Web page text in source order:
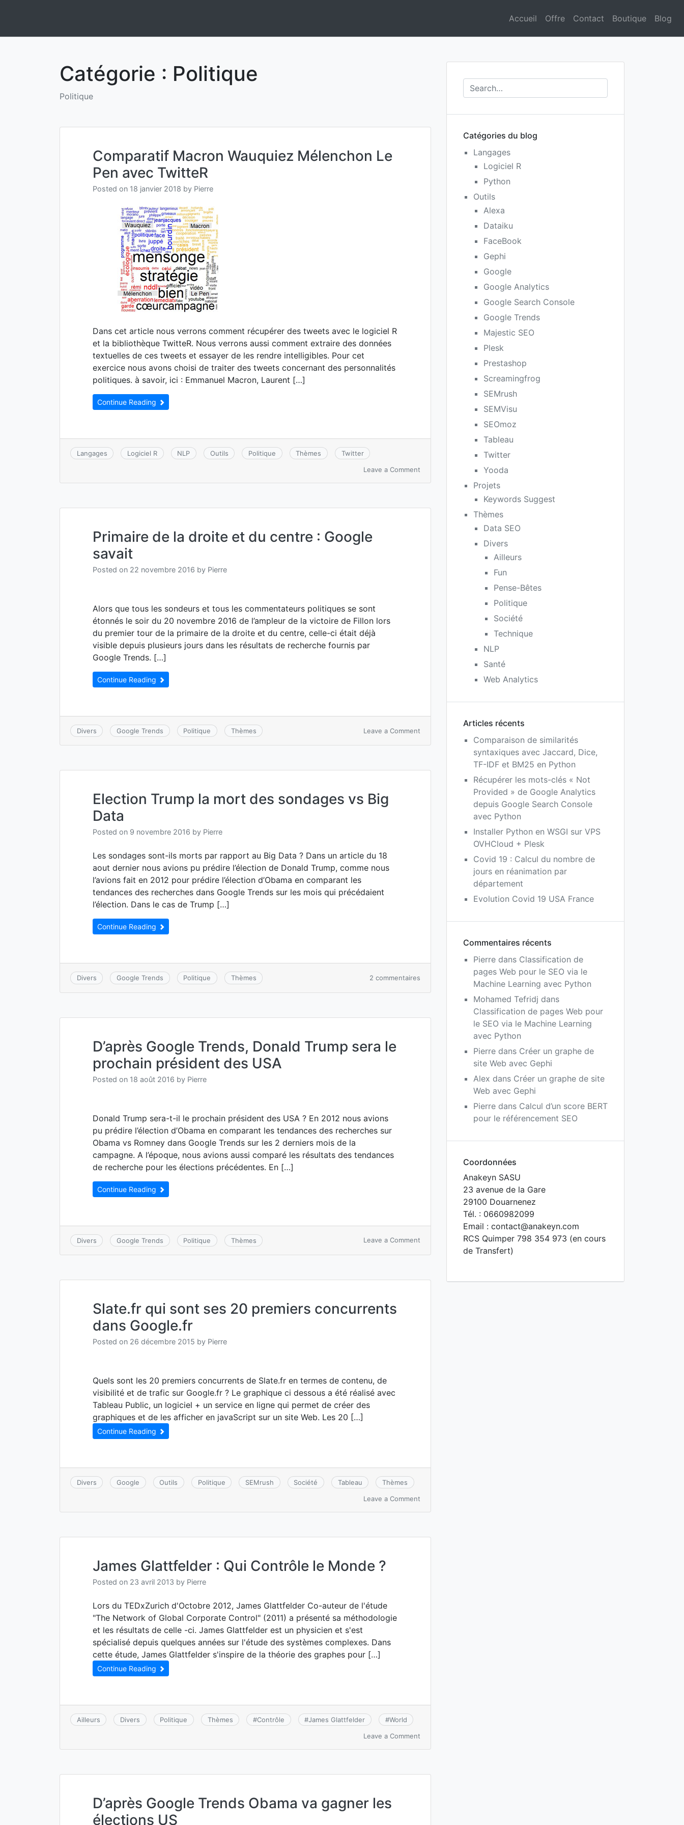
Accueil Offre Contact Boutique Blog
Catégorie : Politique
Politique
Comparatif Macron Wauquiez Mélenchon Le
Pen avec TwitteR
Posted on 18 janvier 2018 by Pierre
Dans cet article nous verrons comment récupérer des tweets avec le logiciel R
et la bibliothèque TwitteR. Nous verrons aussi comment extraire des données
textuelles de ces tweets et essayer de les rendre intelligibles. Pour cet
exercice nous avons choisi de traiter des tweets concernant des personnalités
politiques. à savoir, ici : Emmanuel Macron, Laurent […]
Continue Reading
Langages Logiciel R NLP Outils Politique Thèmes
Twitter
Leave a Comment
Mélenchon
Primaire de la droite et du centre : Google
savait
Posted on 22 novembre 2016 by Pierre
Alors que tous les sondeurs et tous les commentateurs politiques se sont
étonnés le soir du 20 novembre 2016 de l’ampleur de la victoire de Fillon lors
du premier tour de la primaire de la droite et du centre, celle-ci était déjà
visible depuis plusieurs jours dans les résultats de recherche fournis par
Google Trends. […]
Continue Reading
Divers Google Trends Politique Thèmes Leave a Comment
droite
Election Trump la mort des sondages vs Big
Data
Posted on 9 novembre 2016 by Pierre
Les sondages sont-ils morts par rapport au Big Data ? Dans un article du 18
aout dernier nous avions pu prédire l’élection de Donald Trump, comme nous
l’avions fait en 2012 pour prédire l’élection d’Obama en comparant les
tendances des recherches dans Google Trends sur les mois qui précédaient
l’élection. Dans le cas de Trump […]
Continue Reading
Divers Google Trends Politique Thèmes 2 commentaires
mort
D’après Google Trends, Donald Trump sera le
prochain président des USA
Posted on 18 août 2016 by Pierre
Donald Trump sera-t-il le prochain président des USA ? En 2012 nous avions
pu prédire l’élection d’Obama en comparant les tendances des recherches sur
Obama vs Romney dans Google Trends sur les 2 derniers mois de la
campagne. A l’époque, nous avions aussi comparé les résultats des tendances
de recherche pour les élections précédentes. En […]
Continue Reading
Divers Google Trends Politique Thèmes Leave a Comment
Donald
Slate.fr qui sont ses 20 premiers concurrents
dans Google.fr
Posted on 26 décembre 2015 by Pierre
Quels sont les 20 premiers concurrents de Slate.fr en termes de contenu, de
visibilité et de trafic sur Google.fr ? Le graphique ci dessous a été réalisé avec
Tableau Public, un logiciel + un service en ligne qui permet de créer des
graphiques et de les afficher en javaScript sur un site Web. Les 20 […]
Continue Reading
Divers Google Outils Politique SEMrush Société Tableau
Thèmes
Leave a Comment
ses
James Glattfelder : Qui Contrôle le Monde ?
Posted on 23 avril 2013 by Pierre
Lors du TEDxZurich d'Octobre 2012, James Glattfelder Co-auteur de l'étude
"The Network of Global Corporate Control" (2011) a présenté sa méthodologie
et les résultats de celle -ci. James Glattfelder est un physicien et s'est
spécialisé depuis quelques années sur l'étude des systèmes complexes. Dans
cette étude, James Glattfelder s'inspire de la théorie des graphes pour […]
Continue Reading
Ailleurs Divers Politique Thèmes #Contrôle #James Glattfelder #World
Leave a Comment
Qui
D’après Google Trends Obama va gagner les
élections US
Catégories du blog
Langages
Logiciel R
Python
Outils
Alexa
Dataiku
FaceBook
Gephi
Google
Google Analytics
Google Search Console
Google Trends
Majestic SEO
Plesk
Prestashop
Screamingfrog
SEMrush
SEMVisu
SEOmoz
Tableau
Twitter
Yooda
Projets
Keywords Suggest
Thèmes
Data SEO
Divers
Ailleurs
Fun
Pense-Bêtes
Politique
Société
Technique
NLP
Santé
Web Analytics
Articles récents
Comparaison de similarités
syntaxiques avec Jaccard, Dice,
TF-IDF et BM25 en Python
Récupérer les mots-clés « Not
Provided » de Google Analytics
depuis Google Search Console
avec Python
Installer Python en WSGI sur VPS
OVHCloud + Plesk
Covid 19 : Calcul du nombre de
jours en réanimation par
département
Evolution Covid 19 USA France
Commentaires récents
Pierre dans Classification de
pages Web pour le SEO via le
Machine Learning avec Python
Mohamed Tefridj dans
Classification de pages Web pour
le SEO via le Machine Learning
avec Python
Pierre dans Créer un graphe de
site Web avec Gephi
Alex dans Créer un graphe de site
Web avec Gephi
Pierre dans Calcul d’un score BERT
pour le référencement SEO
Coordonnées
Anakeyn SASU
23 avenue de la Gare
29100 Douarnenez
Tél. : 0660982099
Email : contact@anakeyn.com
RCS Quimper 798 354 973 (en cours
de Transfert)